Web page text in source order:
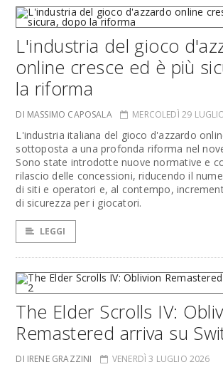
L'industria del gioco
online cresce ed è più
la riforma
DI MASSIMO CAPOSALA MERCOLEDÌ 29
L'industria italiana del gioco d'azzardo
sottoposta a una profonda riforma nel
Sono state introdotte nuove normative e
rilascio delle concessioni, riducendo il
di siti e operatori e, al contempo,
di sicurezza per i giocatori.
LEGGI
The Elder Scrolls IV:
Remastered arriva su
DI IRENE GRAZZINI VENERDÌ 3 LUGLIO 2026